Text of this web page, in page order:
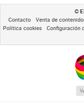
©
Contacto Venta de
Política cookies
Configuración